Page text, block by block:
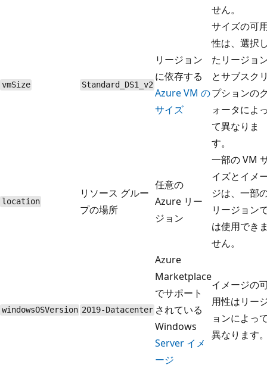
せん。
vmSize Standard_DS1_v2
リージョン
に依存する
Azure VM の
サイズ
サイズの可
性は、選択
たリージョ
とサブスク
プションの
ォータによ
て異なりま
す。
location
リソース グルー
プの場所
任意の
Azure リー
ジョン
一部の VM
イズとイメ
ジは、一部
リージョン
は使用でき
せん。
windowsOSVersion 2019-Datacenter
Azure
Marketplace
でサポート
されている
Windows
Server イメ
ージ
イメージの
用性はリー
ョンによっ
異なります